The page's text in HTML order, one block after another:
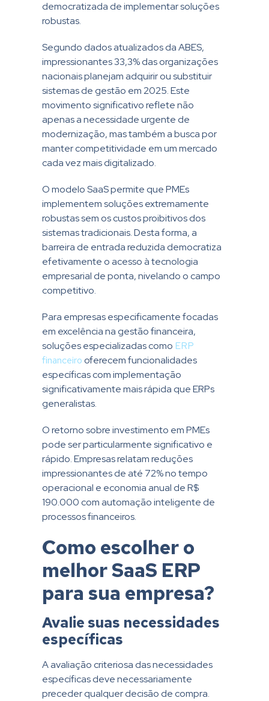
democratizada de implementar soluções
robustas.
Segundo dados atualizados da ABES,
impressionantes 33,3% das organizações
nacionais planejam adquirir ou substituir
sistemas de gestão em 2025. Este
movimento significativo reflete não
apenas a necessidade urgente de
modernização, mas também a busca por
manter competitividade em um mercado
cada vez mais digitalizado.
O modelo SaaS permite que PMEs
implementem soluções extremamente
robustas sem os custos proibitivos dos
sistemas tradicionais. Desta forma, a
barreira de entrada reduzida democratiza
efetivamente o acesso à tecnologia
empresarial de ponta, nivelando o campo
competitivo.
Para empresas especificamente focadas
em excelência na gestão financeira,
soluções especializadas como ERP
financeiro oferecem funcionalidades
específicas com implementação
significativamente mais rápida que ERPs
generalistas.
O retorno sobre investimento em PMEs
pode ser particularmente significativo e
rápido. Empresas relatam reduções
impressionantes de até 72% no tempo
operacional e economia anual de R$
190.000 com automação inteligente de
processos financeiros.
Como escolher o
melhor SaaS ERP
para sua empresa?
Avalie suas necessidades
específicas
A avaliação criteriosa das necessidades
específicas deve necessariamente
preceder qualquer decisão de compra.